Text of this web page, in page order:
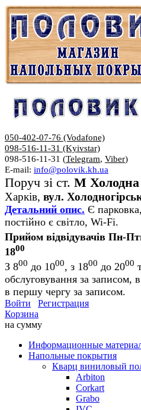
050-402-07-76 (Vodafone)
098-516-11-31 (Kyivstar)
098-516-11-31 (Telegram, Viber)
E-mail: info@polovik.kh.ua
Поруч зі ст. М Холодна
Харків, вул.
Детальний опис. Є
постійно є світло, Wi-Fi.
Прийом відвідувачів Пн-
1800
З 800 до 1000, з 1800 до 2000
обслуговування за записом,
в першу чергу за записом.
Войти
Регистрация
Корзина
на сумму
Информационные
Напольные покрытия
Кварц виниловый
Arbiton
Corkart
Grabo